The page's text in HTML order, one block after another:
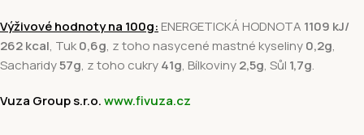
Výživové hodnoty na 100g: ENERGETICKÁ HODNOTA 1109 kJ/
262 kcal, Tuk0,6g, z toho nasycené mastné kyseliny0,2g,
Sacharidy57g, z toho cukry41g, Bílkoviny2,5g, Sůl 1,7g.
Vuza Group s.r.o.www.fivuza.cz